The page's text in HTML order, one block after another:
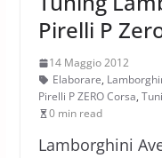
Pirelli P
14 Maggio 2012
Elaborare,
Pirelli P ZERO Corsa,
0 min read
Lamborghini